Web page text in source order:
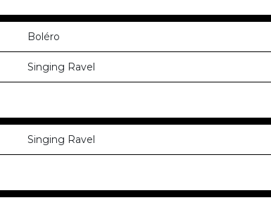
Boléro
Singing Ravel
Singing Ravel